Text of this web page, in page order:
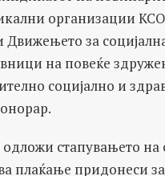
организации
за
на повеќе
социјално и
стапувањето
плаќање придонеси